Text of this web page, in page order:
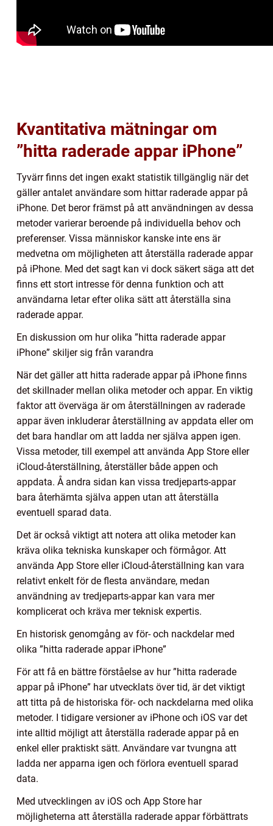
Kvantitativa mätningar om
”hitta raderade appar iPhone”
Tyvärr finns det ingen exakt statistik tillgänglig när det
gäller antalet användare som hittar raderade appar på
iPhone. Det beror främst på att användningen av dessa
metoder varierar beroende på individuella behov och
preferenser. Vissa människor kanske inte ens är
medvetna om möjligheten att återställa raderade appar
på iPhone. Med det sagt kan vi dock säkert säga att det
finns ett stort intresse för denna funktion och att
användarna letar efter olika sätt att återställa sina
raderade appar.
En diskussion om hur olika ”hitta raderade appar
iPhone” skiljer sig från varandra
När det gäller att hitta raderade appar på iPhone finns
det skillnader mellan olika metoder och appar. En viktig
faktor att överväga är om återställningen av raderade
appar även inkluderar återställning av appdata eller om
det bara handlar om att ladda ner själva appen igen.
Vissa metoder, till exempel att använda App Store eller
iCloud-återställning, återställer både appen och
appdata. Å andra sidan kan vissa tredjeparts-appar
bara återhämta själva appen utan att återställa
eventuell sparad data.
Det är också viktigt att notera att olika metoder kan
kräva olika tekniska kunskaper och förmågor. Att
använda App Store eller iCloud-återställning kan vara
relativt enkelt för de flesta användare, medan
användning av tredjeparts-appar kan vara mer
komplicerat och kräva mer teknisk expertis.
En historisk genomgång av för- och nackdelar med
olika ”hitta raderade appar iPhone”
För att få en bättre förståelse av hur ”hitta raderade
appar på iPhone” har utvecklats över tid, är det viktigt
att titta på de historiska för- och nackdelarna med olika
metoder. I tidigare versioner av iPhone och iOS var det
inte alltid möjligt att återställa raderade appar på en
enkel eller praktiskt sätt. Användare var tvungna att
ladda ner apparna igen och förlora eventuell sparad
data.
Med utvecklingen av iOS och App Store har
möjligheterna att återställa raderade appar förbättrats